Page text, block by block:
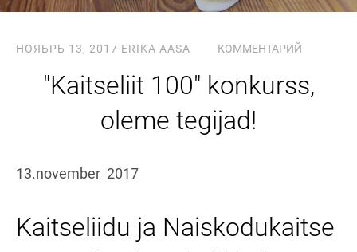
НОЯБРЬ 13, 2017 ERIKA AASA КОММЕНТАРИЙ
"Kaitseliit 100" konkurss,
oleme tegijad!
13.november 2017
Kaitseliidu ja Naiskodukaitse